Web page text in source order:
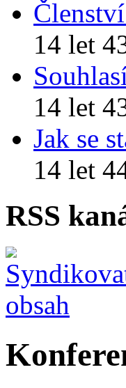
14 let
14 let
Jak se
14 let
RSS